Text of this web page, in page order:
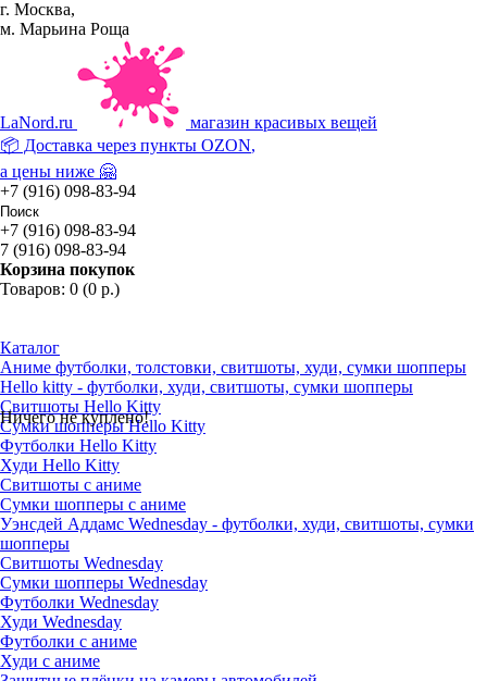
г. Москва,
м. Марьина Роща
LaNord.ru
магазин красивых вещей
📦 Доставка через пункты OZON,
а цены ниже 🤗
+7 (916) 098-83-94
+7 (916) 098-83-94
7 (916) 098-83-94
Корзина покупок
Товаров: 0 (0 р.)
Ничего не куплено!
Каталог
Аниме футболки, толстовки, свитшоты, худи, сумки шопперы
Hello kitty - футболки, худи, свитшоты, сумки шопперы
Свитшоты Hello Kitty
Сумки шопперы Hello Kitty
Футболки Hello Kitty
Худи Hello Kitty
Свитшоты с аниме
Сумки шопперы с аниме
Уэнсдей Аддамс Wednesday - футболки, худи, свитшоты, сумки
шопперы
Свитшоты Wednesday
Сумки шопперы Wednesday
Футболки Wednesday
Худи Wednesday
Футболки с аниме
Худи с аниме